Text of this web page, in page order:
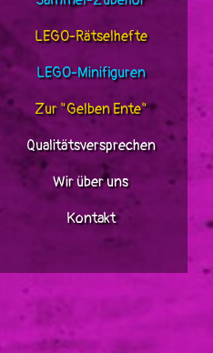
LEGO-Rätselhefte
LEGO-Minifiguren
Zur "Gelben Ente"
Qualitätsversprechen
Wir über uns
Kontakt